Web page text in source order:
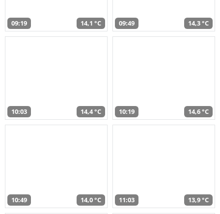
09:19 14,1 °C 09:49 14,3 °C
10:03 14,4 °C 10:19 14,6 °C
10:49 14,0 °C 11:03 13,9 °C